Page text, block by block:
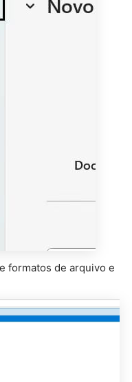
formatos de arquivo e